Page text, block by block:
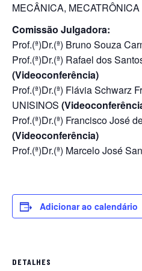
MECÂNICA, MECATRÔNICA
Comissão Julgadora:
Prof.(ª)Dr.(ª) Bruno Souza
Prof.(ª)Dr.(ª) Rafael dos
(Videoconferência)
Prof.(ª)Dr.(ª) Flávia Schwarz
UNISINOS
Prof.(ª)Dr.(ª) Francisco José
(Videoconferência)
Prof.(ª)Dr.(ª) Marcelo José
Adicionar ao calendário
DETALHES